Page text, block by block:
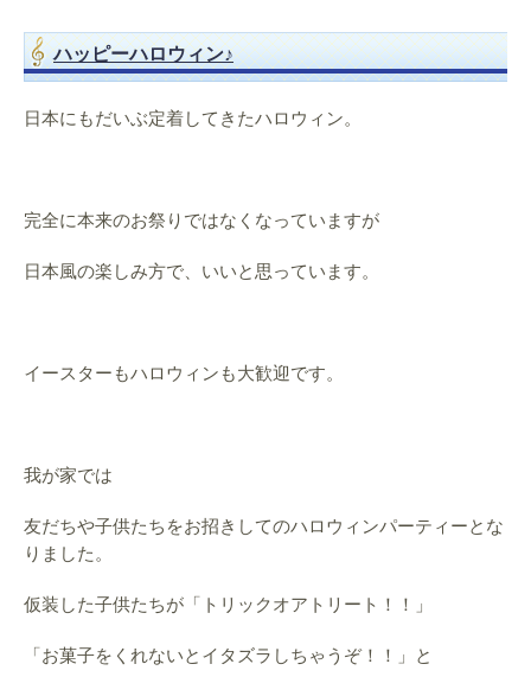
ハッピーハロウィン♪
日本にもだいぶ定着してきたハロウィン。
完全に本来のお祭りではなくなっていますが
日本風の楽しみ方で、いいと思っています。
イースターもハロウィンも大歓迎です。
我が家では
友だちや子供たちをお招きしてのハロウィンパーティーとな
りました。
仮装した子供たちが「トリックオアトリート！！」
「お菓子をくれないとイタズラしちゃうぞ！！」と